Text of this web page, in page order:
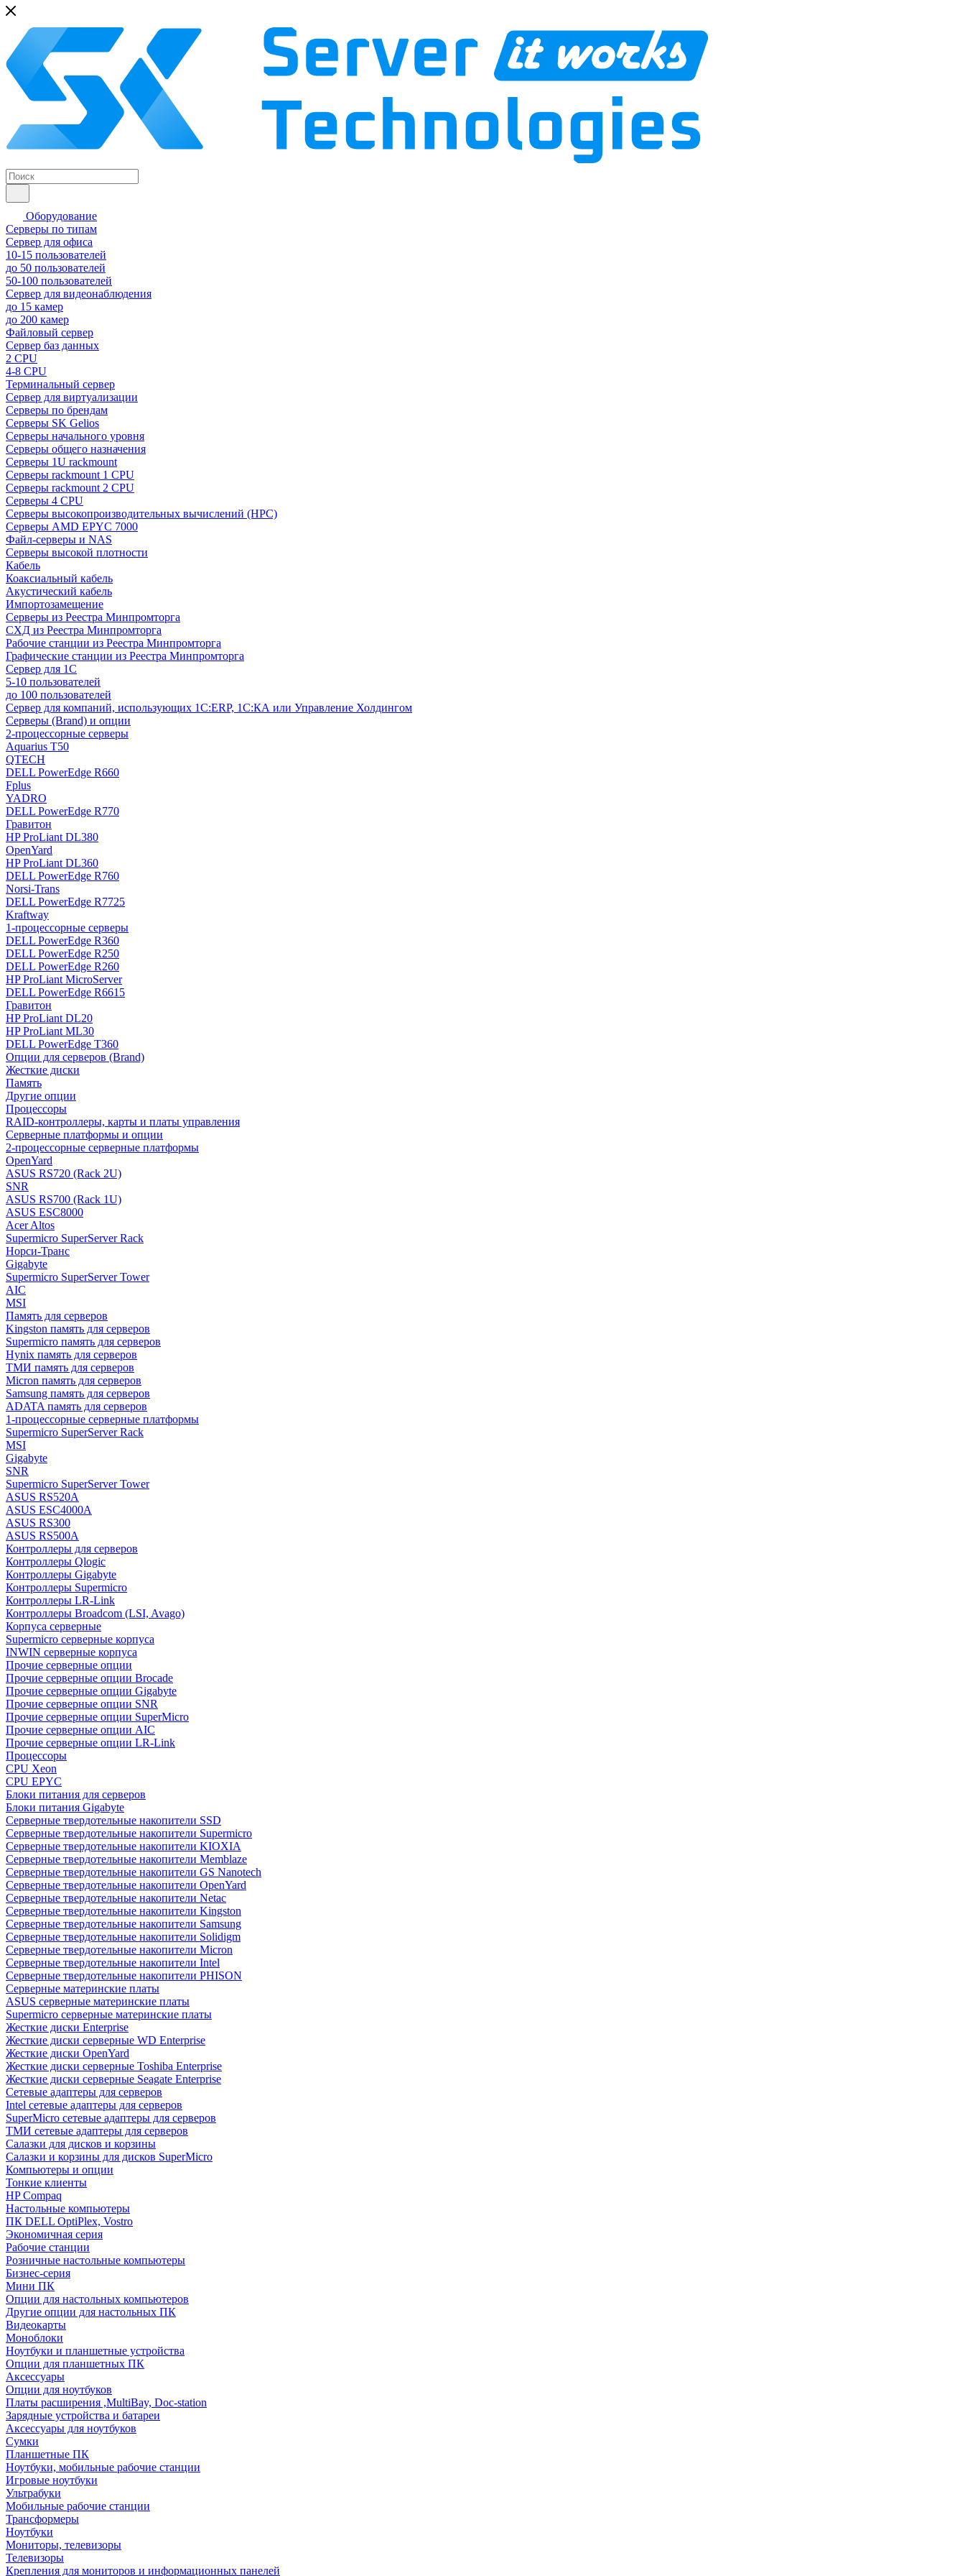
Оборудование
Серверы по типам
Сервер для офиса
10-15 пользователей
до 50 пользователей
50-100 пользователей
Сервер для видеонаблюдения
до 15 камер
до 200 камер
Файловый сервер
Сервер баз данных
2 CPU
4-8 CPU
Терминальный сервер
Сервер для виртуализации
Серверы по брендам
Серверы SK Gelios
Серверы начального уровня
Серверы общего назначения
Серверы 1U rackmount
Серверы rackmount 1 CPU
Серверы rackmount 2 CPU
Серверы 4 CPU
Серверы высокопроизводительных вычислений (HPC)
Серверы AMD EPYC 7000
Файл-серверы и NAS
Серверы высокой плотности
Кабель
Коаксиальный кабель
Акустический кабель
Импортозамещение
Серверы из Реестра Минпромторга
СХД из Реестра Минпромторга
Рабочие станции из Реестра Минпромторга
Графические станции из Реестра Минпромторга
Сервер для 1С
5-10 пользователей
до 100 пользователей
Сервер для компаний, использующих 1C:ERP, 1С:КА или Управление Холдингом
Серверы (Brand) и опции
2-процессорные серверы
Aquarius T50
QTECH
DELL PowerEdge R660
Fplus
YADRO
DELL PowerEdge R770
Гравитон
HP ProLiant DL380
OpenYard
HP ProLiant DL360
DELL PowerEdge R760
Norsi-Trans
DELL PowerEdge R7725
Kraftway
1-процессорные серверы
DELL PowerEdge R360
DELL PowerEdge R250
DELL PowerEdge R260
HP ProLiant MicroServer
DELL PowerEdge R6615
Гравитон
HP ProLiant DL20
HP ProLiant ML30
DELL PowerEdge T360
Опции для серверов (Brand)
Жесткие диски
Память
Другие опции
Процессоры
RAID-контроллеры, карты и платы управления
Серверные платформы и опции
2-процессорные серверные платформы
OpenYard
ASUS RS720 (Rack 2U)
SNR
ASUS RS700 (Rack 1U)
ASUS ESC8000
Acer Altos
Supermicro SuperServer Rack
Норси-Транс
Gigabyte
Supermicro SuperServer Tower
AIC
MSI
Память для серверов
Kingston память для серверов
Supermicro память для серверов
Hynix память для серверов
ТМИ память для серверов
Micron память для серверов
Samsung память для серверов
ADATA память для серверов
1-процессорные серверные платформы
Supermicro SuperServer Rack
MSI
Gigabyte
SNR
Supermicro SuperServer Tower
ASUS RS520A
ASUS ESC4000A
ASUS RS300
ASUS RS500A
Контроллеры для серверов
Контроллеры Qlogic
Контроллеры Gigabyte
Контроллеры Supermicro
Контроллеры LR-Link
Контроллеры Broadcom (LSI, Avago)
Корпуса серверные
Supermicro серверные корпуса
INWIN серверные корпуса
Прочие серверные опции
Прочие серверные опции Brocade
Прочие серверные опции Gigabyte
Прочие серверные опции SNR
Прочие серверные опции SuperMicro
Прочие серверные опции AIC
Прочие серверные опции LR-Link
Процессоры
CPU Xeon
CPU EPYC
Блоки питания для серверов
Блоки питания Gigabyte
Серверные твердотельные накопители SSD
Cерверные твердотельные накопители Supermicro
Cерверные твердотельные накопители KIOXIA
Cерверные твердотельные накопители Memblaze
Cерверные твердотельные накопители GS Nanotech
Серверные твердотельные накопители OpenYard
Серверные твердотельные накопители Netac
Cерверные твердотельные накопители Kingston
Cерверные твердотельные накопители Samsung
Cерверные твердотельные накопители Solidigm
Cерверные твердотельные накопители Micron
Cерверные твердотельные накопители Intel
Cерверные твердотельные накопители PHISON
Серверные материнские платы
ASUS серверные материнские платы
Supermicro серверные материнские платы
Жесткие диски Enterprise
Жесткие диски серверные WD Enterprise
Жесткие диски OpenYard
Жесткие диски серверные Toshiba Enterprise
Жесткие диски серверные Seagate Enterprise
Сетевые адаптеры для серверов
Intel сетевые адаптеры для серверов
SuperMicro сетевые адаптеры для серверов
ТМИ сетевые адаптеры для серверов
Салазки для дисков и корзины
Салазки и корзины для дисков SuperMicro
Компьютеры и опции
Тонкие клиенты
HP Compaq
Настольные компьютеры
ПК DELL OptiPlex, Vostro
Экономичная серия
Рабочие станции
Розничные настольные компьютеры
Бизнес-серия
Мини ПК
Опции для настольных компьютеров
Другие опции для настольных ПК
Видеокарты
Моноблоки
Ноутбуки и планшетные устройства
Опции для планшетных ПК
Аксессуары
Опции для ноутбуков
Платы расширения ,MultiBay, Doc-station
Зарядные устройства и батареи
Аксессуары для ноутбуков
Сумки
Планшетные ПК
Ноутбуки, мобильные рабочие станции
Игровые ноутбуки
Ультрабуки
Мобильные рабочие станции
Трансформеры
Ноутбуки
Мониторы, телевизоры
Телевизоры
Крепления для мониторов и информационных панелей